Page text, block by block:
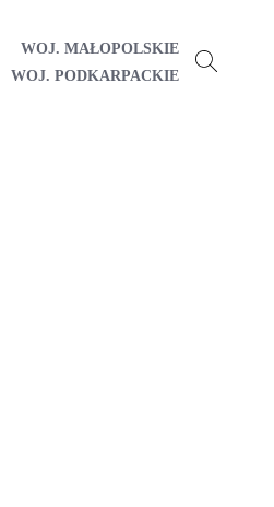
WOJ. MAŁOPOLSKIE
WOJ. PODKARPACKIE